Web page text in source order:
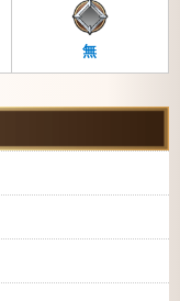
無